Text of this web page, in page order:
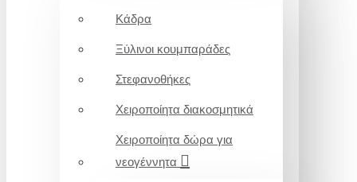
Κάδρα
Ξύλινοι κουμπαράδες
Στεφανοθήκες
Χειροποίητα διακοσμητικά
Χειροποίητα δώρα για
νεογέννητα